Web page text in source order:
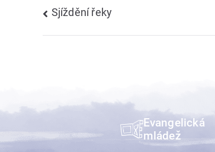
Navigace
pro
Sjíždění řeky
Evangelická
mládež